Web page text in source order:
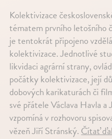
Kolektivizace
tématem prvního letošního
je tentokrát připojeno
kolektivizace. Jednotlivé
likvidaci agrární strany,
počátky kolektivizace, její
dobových karikaturách či
své přátele Václava Havla a
vzpomíná v rozhovoru
vězeň Jiří Stránský.Čítať